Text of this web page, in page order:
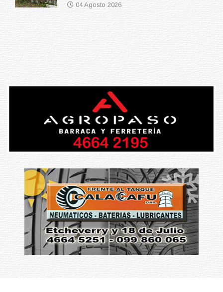
04 Agosto 2026